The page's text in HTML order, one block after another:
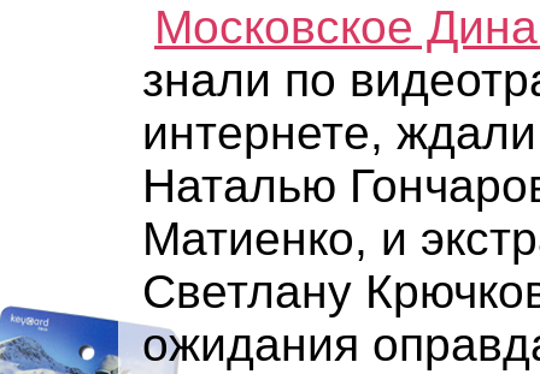
Московское
знали по
интернете,
Наталью
Матиенко, и
Светлану
ожидания